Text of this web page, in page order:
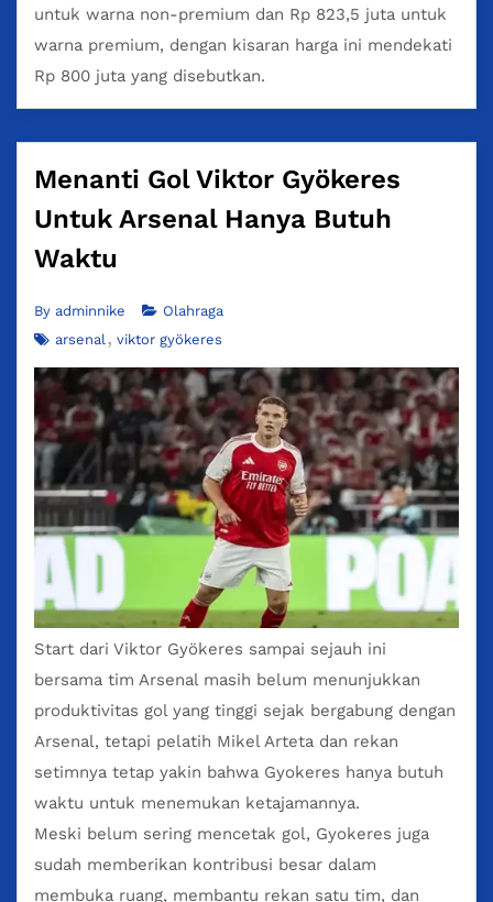
untuk warna non-premium dan Rp 823,5 juta untuk
warna premium, dengan kisaran harga ini mendekati
Rp 800 juta yang disebutkan.
Menanti Gol Viktor Gyökeres
Untuk Arsenal Hanya Butuh
Waktu
By adminnike
Olahraga
arsenal
viktor gyökeres
Start dari Viktor Gyökeres sampai sejauh ini
bersama tim Arsenal masih belum menunjukkan
produktivitas gol yang tinggi sejak bergabung dengan
Arsenal, tetapi pelatih Mikel Arteta dan rekan
setimnya tetap yakin bahwa Gyokeres hanya butuh
waktu untuk menemukan ketajamannya.
Meski belum sering mencetak gol, Gyokeres juga
sudah memberikan kontribusi besar dalam
membuka ruang, membantu rekan satu tim, dan